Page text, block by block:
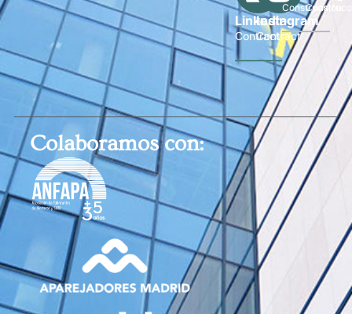
Linkedin
Contract
Instagram
Contract
Construcción
Colaboramos con: